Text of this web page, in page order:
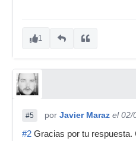
1
#5 por Javier Maraz el 02/
#2 Gracias por tu respuesta.